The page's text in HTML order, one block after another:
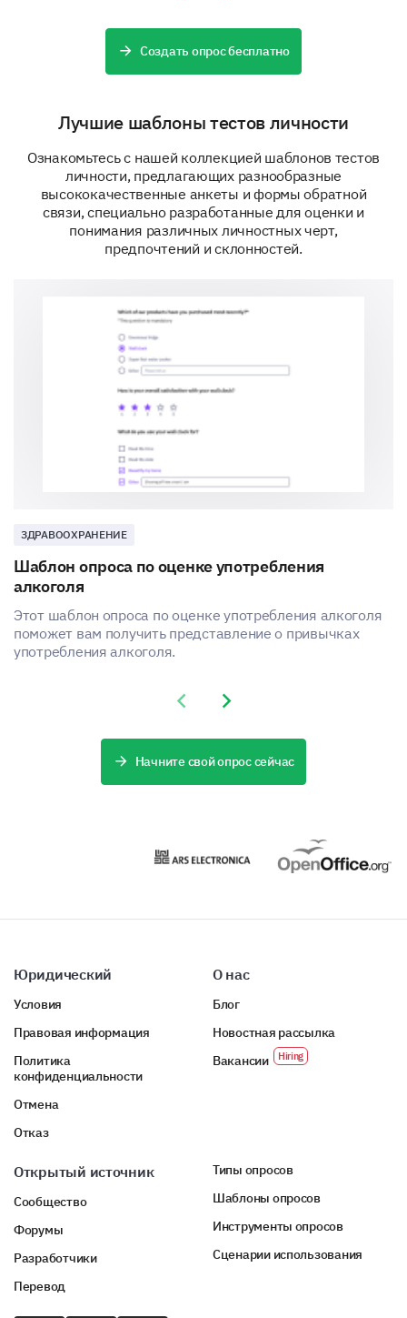
Photography
Do you believe you are proficient in the
following artistic activities?
Performing arts
Creatively expressing ideas in different forms
Innovative thinking and design
Social Activities and Tasks
Understanding your preference for work that involves
How comfortable are you with tasks that
involve interacting with people?
Uncomfortable
Very comfortable
effectiveness in the following social activities:
2 3
4
Counseling or advising
Communicating effectively
Создать опрос бесплатно
Лучшие шаблоны тестов личности
Ознакомьтесь с нашей коллекцией шаблонов тестов
личности, предлагающих разнообразные
высококачественные анкеты и формы обратной
связи, специально разработанные для оценки и
понимания различных личностных черт,
предпочтений и склонностей.
ЗДРАВООХРАНЕНИЕ
Шаблон опроса по оценке употребления
алкоголя
Этот шаблон опроса по оценке употребления алкоголя
поможет вам получить представление о привычках
употребления алкоголя.
Previous slide
Next slide
Начните свой опрос сейчас
Юридический
Условия
Правовая информация
Политика
конфиденциальности
Отмена
Отказ
О нас
Блог
Новостная рассылка
Вакансии
Открытый источник
Сообщество
Форумы
Разработчики
Перевод
Типы опросов
Шаблоны опросов
Инструменты опросов
Сценарии использования